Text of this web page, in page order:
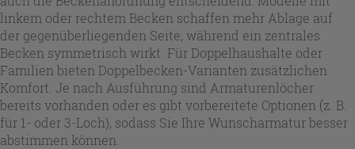
linkem oder rechtem Becken schaffen mehr Ablage auf
der gegenüberliegenden Seite, während ein zentrales
Becken symmetrisch wirkt. Für Doppelhaushalte oder
Familien bieten Doppelbecken-Varianten zusätzlichen
Komfort. Je nach Ausführung sind Armaturenlöcher
bereits vorhanden oder es gibt vorbereitete Optionen (z. B.
für 1- oder 3-Loch), sodass Sie Ihre Wunscharmatur besser
abstimmen können.